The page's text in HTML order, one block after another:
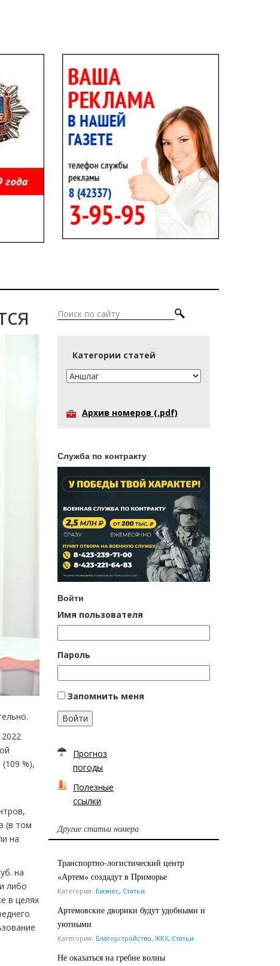
%),
(в том
на
на
либо
в целях
Категории статей
Архив номеров (.pdf)
Служба по контракту
Войти
Имя пользователя
Пароль
Запомнить меня
Войти
Прогноз
погоды
Полезные
ссылки
Другие статьи номера
Транспортно-логистический центр
«Артем» создадут в Приморье
Категория: Бизнес, Статьи
Артемовские дворики будут удобными и
уютными
Категория: Благоустройство, ЖКХ, Статьи
Не оказаться на гребне волны